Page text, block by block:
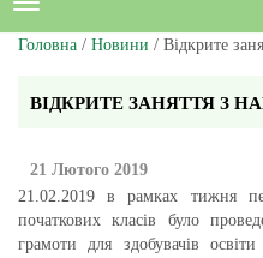
Головна / Новини / Відкрите
ВІДКРИТЕ ЗАНЯТТЯ З
21 Лютого 2019
21.02.2019 в рамках тижня
початкових класів було
грамоти для здобувачів